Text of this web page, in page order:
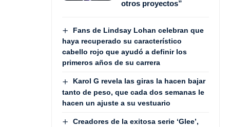
otros proyectos”
Fans de Lindsay Lohan celebran que
haya recuperado su característico
cabello rojo que ayudó a definir los
primeros años de su carrera
Karol G revela las giras la hacen bajar
tanto de peso, que cada dos semanas le
hacen un ajuste a su vestuario
Creadores de la exitosa serie ‘Glee’,